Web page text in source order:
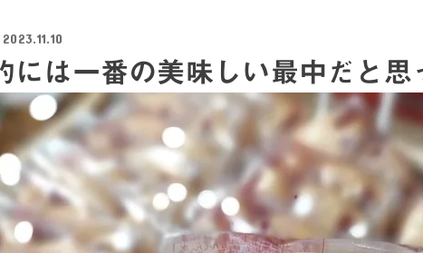
2023.11.10
には一番の美味しい最中だと思